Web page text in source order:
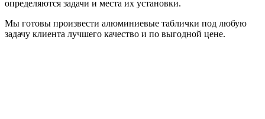
определяются задачи и места их установки.
Мы готовы произвести алюминиевые таблички под любую
задачу клиента лучшего качество и по выгодной цене.